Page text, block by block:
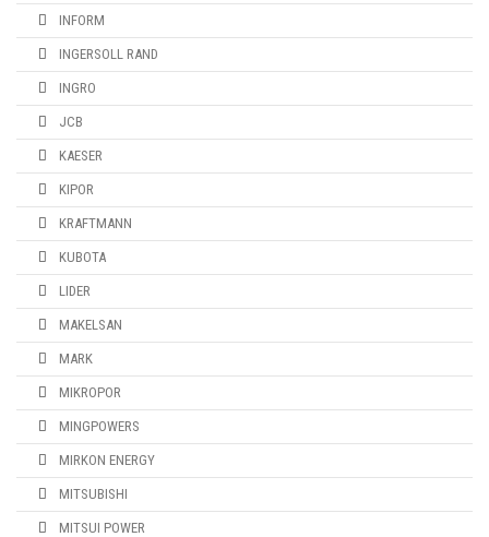
INFORM
INGERSOLL RAND
INGRO
JCB
KAESER
KIPOR
KRAFTMANN
KUBOTA
LIDER
MAKELSAN
MARK
MIKROPOR
MINGPOWERS
MIRKON ENERGY
MITSUBISHI
MITSUI POWER